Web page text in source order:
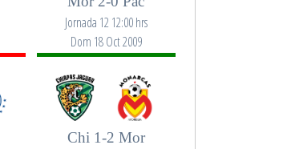
Jornada 12 12:00 hrs
Dom 18 Oct 2009
Chi 1-2 Mor